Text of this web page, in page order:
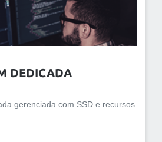
DEDICADA
gerenciada com SSD e recursos